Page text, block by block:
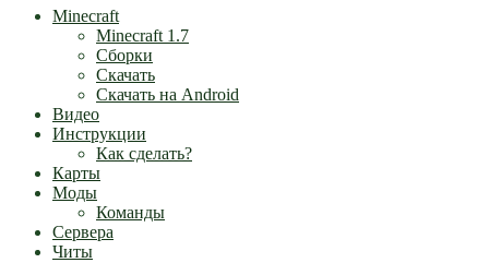
Minecraft
Minecraft 1.7
Сборки
Скачать
Скачать на Android
Видео
Инструкции
Как сделать?
Карты
Моды
Команды
Сервера
Читы